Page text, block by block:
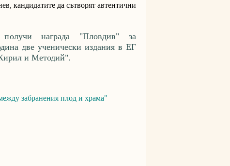
кандидатите да сътворят автентични
награда "Пловдив" за
две ученически издания в ЕГ
и Методий".
забранения плод и храма"